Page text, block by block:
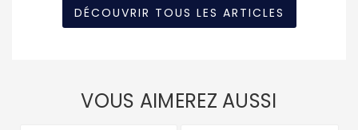
DÉCOUVRIR TOUS LES ARTICLES
VOUS AIMEREZ AUSSI